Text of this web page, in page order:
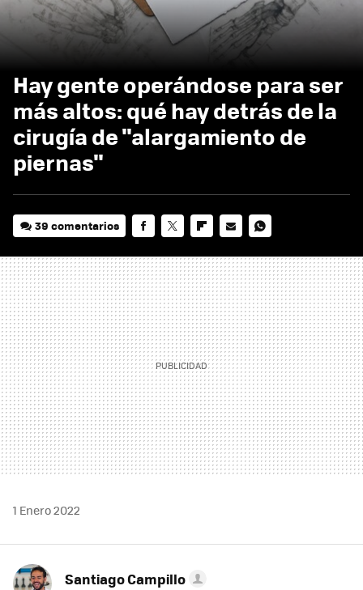
Hay gente operándose para ser
más altos: qué hay detrás de la
cirugía de "alargamiento de
piernas"
39 comentarios
MAIL
1 Enero 2022
Santiago Campillo